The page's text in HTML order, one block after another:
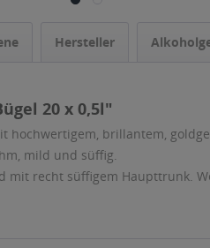
Hersteller
20 x 0,5l"
hochwertigem, brillantem,
mild und süffig.
mit recht süffigem Haupttrunk.